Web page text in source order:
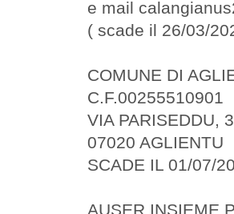
e mail
( scade il 26/03/
COMUNE DI
C.F.00255510901
VIA PARISEDDU,
07020 AGLIENTU
SCADE IL 01/07/
AUSER INSIEME